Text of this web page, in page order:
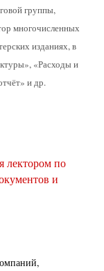
группы,
многочисленных
изданиях, в
«Расходы и
и др.
лектором по
и